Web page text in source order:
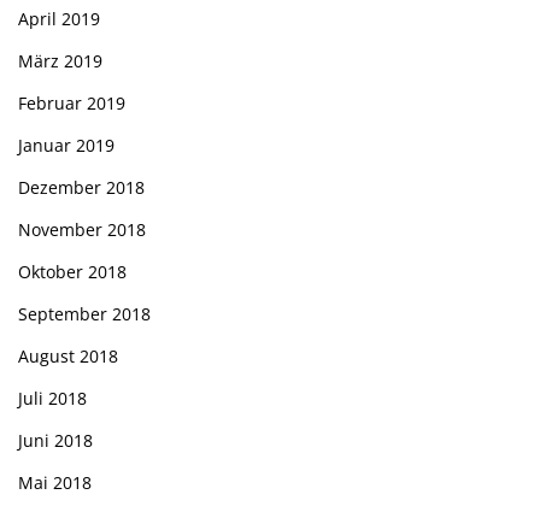
April 2019
März 2019
Februar 2019
Januar 2019
Dezember 2018
November 2018
Oktober 2018
September 2018
August 2018
Juli 2018
Juni 2018
Mai 2018